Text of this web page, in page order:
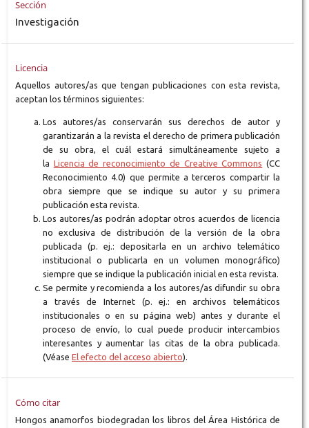
Sección
Investigación
Licencia
Aquellos autores/as que tengan publicaciones con esta revista,
aceptan los términos siguientes:
Los autores/as conservarán sus derechos de autor y
garantizarán a la revista el derecho de primera publicación
de su obra, el cuál estará simultáneamente sujeto a
la Licencia de reconocimiento de Creative Commons (CC
Reconocimiento 4.0) que permite a terceros compartir la
obra siempre que se indique su autor y su primera
publicación esta revista.
Los autores/as podrán adoptar otros acuerdos de licencia
no exclusiva de distribución de la versión de la obra
publicada (p. ej.: depositarla en un archivo telemático
institucional o publicarla en un volumen monográfico)
siempre que se indique la publicación inicial en esta revista.
Se permite y recomienda a los autores/as difundir su obra
a través de Internet (p. ej.: en archivos telemáticos
institucionales o en su página web) antes y durante el
proceso de envío, lo cual puede producir intercambios
interesantes y aumentar las citas de la obra publicada.
(Véase El efecto del acceso abierto).
Cómo citar
Hongos anamorfos biodegradan los libros del Área Histórica de